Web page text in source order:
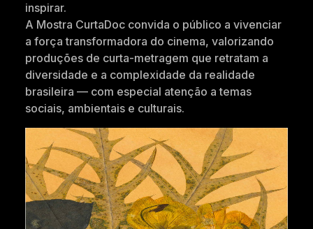
inspirar.
A Mostra CurtaDoc convida o público a vivenciar
a força transformadora do cinema, valorizando
produções de curta-metragem que retratam a
diversidade e a complexidade da realidade
brasileira — com especial atenção a temas
sociais, ambientais e culturais.